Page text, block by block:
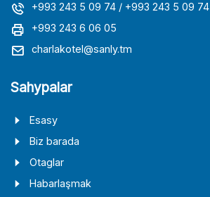
+993 243 5 09 74 / +993 243 5 09 74
+993 243 6 06 05
charlakotel@sanly.tm
Sahypalar
Esasy
Biz barada
Otaglar
Habarlaşmak